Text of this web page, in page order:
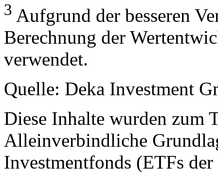
3 Aufgrund der besseren
Berechnung der
verwendet.
Quelle: Deka Investment
Diese Inhalte wurden zum
Alleinverbindliche
Investmentfonds (ETFs